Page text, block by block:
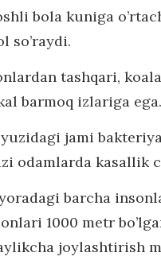
bola kuniga
so’raydi.
tashqari,
barmoq izlariga ega.
jami
odamlarda kasallik
barcha
1000 metr
joylashtirish